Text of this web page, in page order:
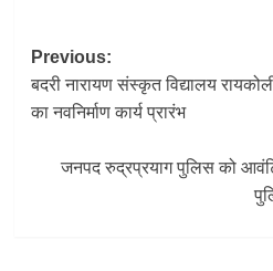
Post
navigation
Previous:
बदरी नारायण संस्कृत विद्यालय
का नवनिर्माण कार्य प्रारंभ
जनपद रुद्रप्रयाग पुलिस को